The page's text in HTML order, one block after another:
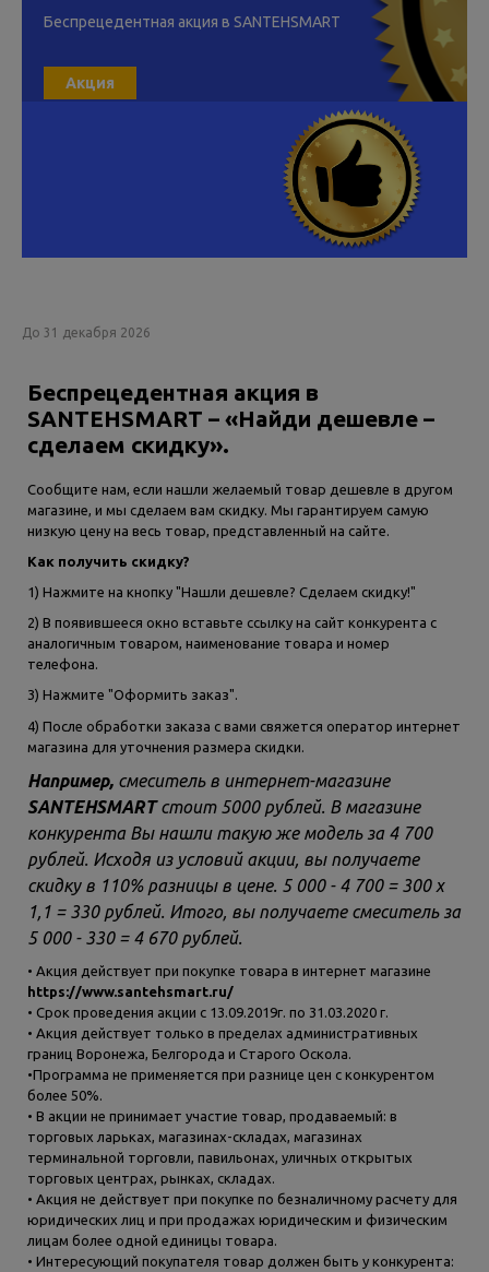
Беспрецедентная акция в SANTEHSMART
Акция
До 31 декабря 2026
Беспрецедентная акция в
SANTEHSMART – «Найди дешевле –
сделаем скидку».
Сообщите нам, если нашли желаемый товар дешевле в другом
магазине, и мы сделаем вам скидку. Мы гарантируем самую
низкую цену на весь товар, представленный на сайте.
Как получить скидку?
1) Нажмите на кнопку "Нашли дешевле? Сделаем скидку!"
2) В появившееся окно вставьте ссылку на сайт конкурента с
аналогичным товаром, наименование товара и номер
телефона.
3) Нажмите "Оформить заказ".
4) После обработки заказа с вами свяжется оператор интернет
магазина для уточнения размера скидки.
Например, смеситель в интернет-магазине
SANTEHSMARTстоит 5000 рублей. В магазине
конкурента Вы нашли такую же модель за 4 700
рублей. Исходя из условий акции, вы получаете
скидку в 110% разницы в цене. 5 000 - 4 700 = 300 х
1,1 = 330 рублей. Итого, вы получаете смеситель за
5 000 - 330 = 4 670 рублей.
• Акция действует при покупке товара в интернет магазине
https://www.santehsmart.ru/
• Срок проведения акции с 13.09.2019г. по 31.03.2020 г.
• Акция действует только в пределах административных
границ Воронежа, Белгорода и Старого Оскола.
•Программа не применяется при разнице цен с конкурентом
более 50%.
• В акции не принимает участие товар, продаваемый: в
торговых ларьках, магазинах-складах, магазинах
терминальной торговли, павильонах, уличных открытых
торговых центрах, рынках, складах.
• Акция не действует при покупке по безналичному расчету для
юридических лиц и при продажах юридическим и физическим
лицам более одной единицы товара.
• Интересующий покупателя товар должен быть у конкурента: